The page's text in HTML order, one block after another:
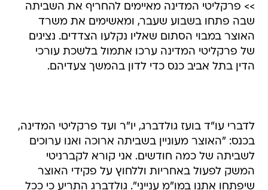
>> פרקליטי המדינה מאיימים להחריף את השביתה
שבה פתחו בשבוע שעבר, ומאשימים את משרד
האוצר במבוי הסתום שאליו נקלעו הצדדים. נציגים
של פרקליטי המדינה ערכו אתמול בלשכת עורכי
הדין בתל אביב כנס כדי לדון בהמשך צעדיהם.
לדברי עו"ד בועז גולדברג, יו"ר ועד פרקליטי המדינה,
בכנס: "האוצר מעוניין בשביתה ארוכה ואנו ערוכים
לשביתה של כמה חודשים. אני קורא לקברניטי
המשק לפעול באחריות וללחוץ על פקידי האוצר
שיפתחו אתנו במו"מ ענייני". גולדברג התריע כי ככל